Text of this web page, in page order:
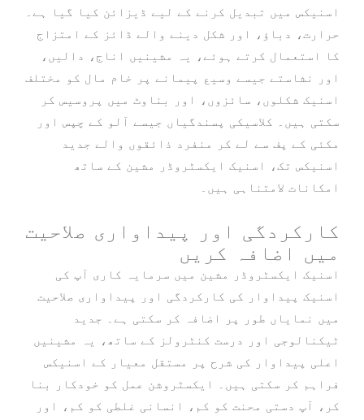
اسنیکس میں تبدیل کرنے کے لیے ڈیزائن کیا گیا ہے۔
حرارت، دباؤ، اور شکل دینے والے ڈائز کے امتزاج
کا استعمال کرتے ہوئے، یہ مشینیں اناج، دالیں،
اور نشاستے جیسے وسیع پیمانے پر خام مال کو مختلف
اسنیک شکلوں، سائزوں، اور بناوٹ میں پروسیس کر
سکتی ہیں۔ کلاسیکی پسندگیاں جیسے آلو کے چپس اور
مکئی کے پف سے لے کر منفرد ذائقوں والے جدید
اسنیکس تک، اسنیک ایکسٹروڈر مشین کے ساتھ
امکانات لامتناہی ہیں۔
کارکردگی اور پیداواری صلاحیت
میں اضافہ کریں
اسنیک ایکسٹروڈر مشین میں سرمایہ کاری آپ کی
اسنیک پیداوار کی کارکردگی اور پیداواری صلاحیت
میں نمایاں طور پر اضافہ کر سکتی ہے۔ جدید
ٹیکنالوجی اور درست کنٹرولز کے ساتھ، یہ مشینیں
اعلی پیداوار کی شرح پر مستقل معیار کے اسنیکس
فراہم کر سکتی ہیں۔ ایکسٹروشن عمل کو خودکار بنا
کر، آپ دستی محنت کو کم، انسانی غلطی کو کم، اور